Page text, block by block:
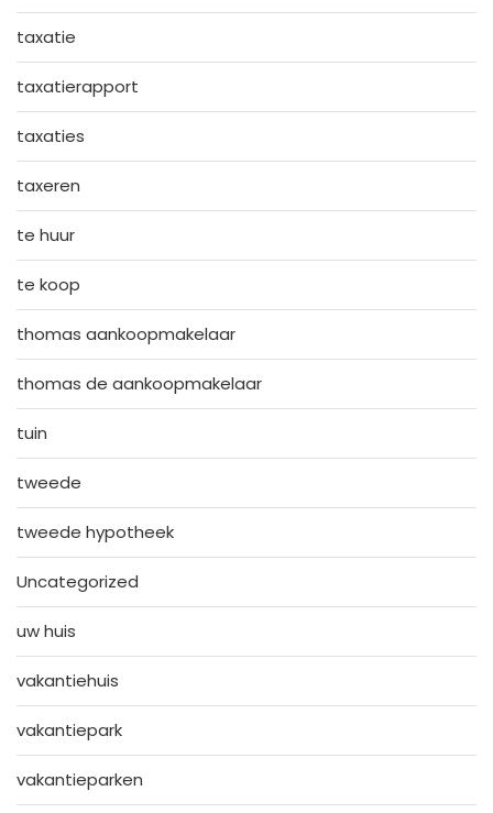
taxatie
taxatierapport
taxaties
taxeren
te huur
te koop
thomas aankoopmakelaar
thomas de aankoopmakelaar
tuin
tweede
tweede hypotheek
Uncategorized
uw huis
vakantiehuis
vakantiepark
vakantieparken